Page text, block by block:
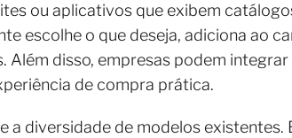
ou aplicativos que exibem
escolhe o que deseja, adiciona ao
Além disso, empresas podem
de compra prática.
diversidade de modelos